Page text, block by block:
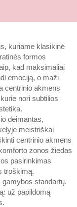
kuriame klasikinė
formos
kad maksimaliai
emociją, o maži
centrinio akmens
nori subtilios
deimantas,
meistriškai
centrinio akmens
zonos žiedas
pasirinkimas
troškimą.
standartų.
už papildomą